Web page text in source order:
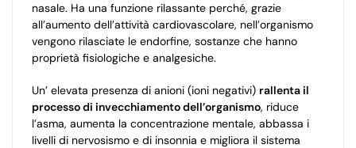
nasale. Ha una funzione rilassante perché, grazie
all’aumento dell’attività cardiovascolare, nell’organismo
vengono rilasciate le endorfine, sostanze che hanno
proprietà fisiologiche e analgesiche.
Un’ elevata presenza di anioni (ioni negativi) rallenta il
processo di invecchiamento dell’organismo, riduce
l’asma, aumenta la concentrazione mentale, abbassa i
livelli di nervosismo e di insonnia e migliora il sistema